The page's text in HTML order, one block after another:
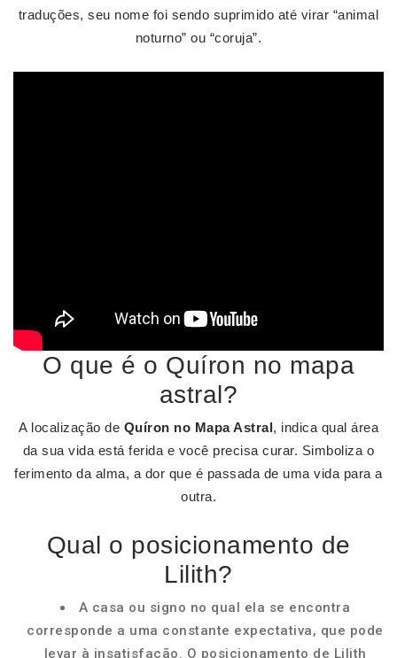
traduções, seu nome foi sendo suprimido até virar “animal
noturno” ou “coruja”.
O que é o Quíron no mapa
astral?
A localização de Quíron no Mapa Astral, indica qual área
da sua vida está ferida e você precisa curar. Simboliza o
ferimento da alma, a dor que é passada de uma vida para a
outra.
Qual o posicionamento de
Lilith?
A casa ou signo no qual ela se encontra
corresponde a uma constante expectativa, que pode
levar à insatisfação. O posicionamento de Lilith